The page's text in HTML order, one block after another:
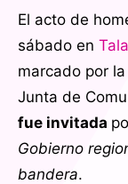
El acto de
sábado en
marcado por
Junta de
fue invitada
Gobierno
bandera.